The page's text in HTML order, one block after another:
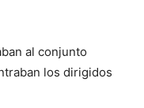
al conjunto
los dirigidos